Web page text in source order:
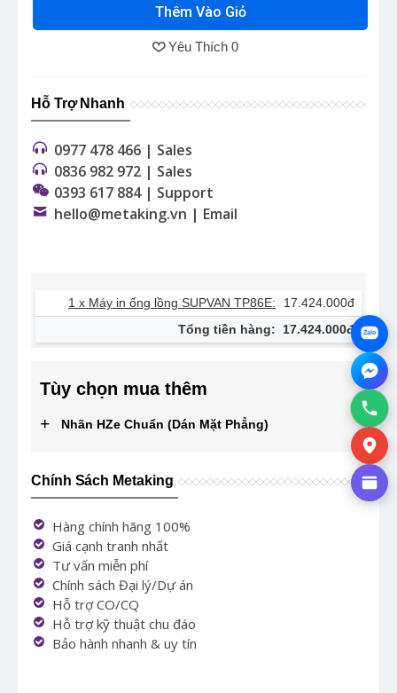
Thêm Vào Giỏ
Yêu Thích 0
Hỗ Trợ Nhanh
0977 478 466 | Sales
0836 982 972 | Sales
0393 617 884 | Support
hello@metaking.vn | Email
1 x Máy in ống lồng SUPVAN TP86E:
17.424.000đ
Tổng tiền hàng:
17.424.000đ
Tùy chọn mua thêm
+
Nhãn HZe Chuẩn (Dán Mặt Phẳng)
Chính Sách Metaking
Hàng chính hãng 100%
Giá cạnh tranh nhất
Tư vấn miễn phí
Chính sách Đại lý/Dự án
Hỗ trợ CO/CQ
Hỗ trợ kỹ thuật chu đáo
Bảo hành nhanh & uy tín
Zalo